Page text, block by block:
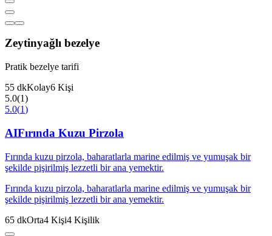
Zeytinyağlı bezelye
Pratik bezelye tarifi
55 dkKolay6 Kişi
5.0(1)
5.0(1)
AIFırında Kuzu Pirzola
Fırında kuzu pirzola, baharatlarla marine edilmiş ve yumuşak bir
şekilde pişirilmiş lezzetli bir ana yemektir.
Fırında kuzu pirzola, baharatlarla marine edilmiş ve yumuşak bir
şekilde pişirilmiş lezzetli bir ana yemektir.
65 dkOrta4 Kişi4 Kişilik